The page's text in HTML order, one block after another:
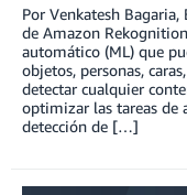
Por Venkatesh
de Amazon
automático (ML) que
objetos, personas,
detectar cualquier
optimizar las tareas
detección de […]